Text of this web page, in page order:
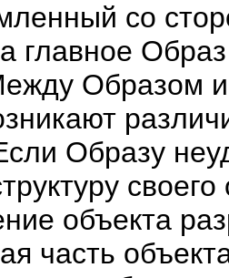
со
главное
Образом
Образу
объекта
часть